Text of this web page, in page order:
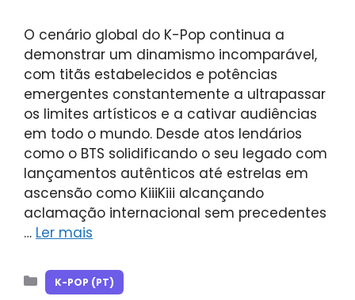
O cenário global do K-Pop continua a
demonstrar um dinamismo incomparável,
com titãs estabelecidos e potências
emergentes constantemente a ultrapassar
os limites artísticos e a cativar audiências
em todo o mundo. Desde atos lendários
como o BTS solidificando o seu legado com
lançamentos autênticos até estrelas em
ascensão como KiiiKiii alcançando
aclamação internacional sem precedentes
… Ler mais
Categorias
K-POP (PT)